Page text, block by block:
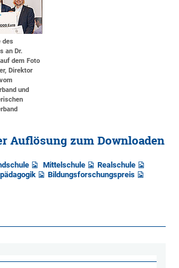
des
an Dr.
dem Foto
Direktor
und
Auflösung zum Downloaden
Mittelschule
Realschule
Bildungsforschungspreis